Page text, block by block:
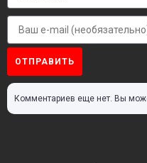
ОТПРАВИТЬ
Комментариев еще нет. Вы